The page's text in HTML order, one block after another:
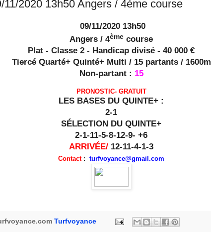
11/2020 13h50 Angers / 4ème course
09/11/2020 13h50
Angers / 4ème course
Plat - Classe 2 - Handicap divisé - 40 000 €
Tiercé Quarté+ Quinté+ Multi / 15 partants / 1600m
Non-partant : 15
PRONOSTIC- GRATUIT
LES BASES DU QUINTE+ :
2-1
SÉLECTION DU QUINTE+
2-1-11-5-8-12-9- +6
ARRIVÉE/ 12-11-4-1-3
Contact : turfvoyance@gmail.com
Turfvoyance